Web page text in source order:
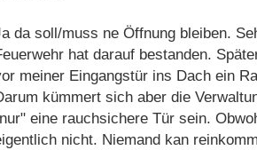
da soll/muss ne Öffnung bleiben.
hat darauf bestanden.
meiner Eingangstür ins Dach ein
kümmert sich aber die
eine rauchsichere Tür sein.
nicht. Niemand kan